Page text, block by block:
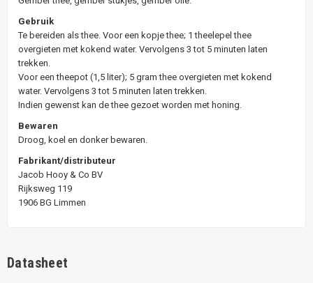
Gebruik
Te bereiden als thee. Voor een kopje thee; 1 theelepel thee
overgieten met kokend water. Vervolgens 3 tot 5 minuten laten
trekken.
Voor een theepot (1,5 liter); 5 gram thee overgieten met kokend
water. Vervolgens 3 tot 5 minuten laten trekken.
Indien gewenst kan de thee gezoet worden met honing.
Bewaren
Droog, koel en donker bewaren.
Fabrikant/distributeur
Jacob Hooy & Co BV
Rijksweg 119
1906 BG Limmen
Datasheet